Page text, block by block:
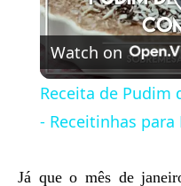
Watch on
Receita de Pudim
- Receitinhas para
Já que o mês de janeiro chegou, podemos dizer que